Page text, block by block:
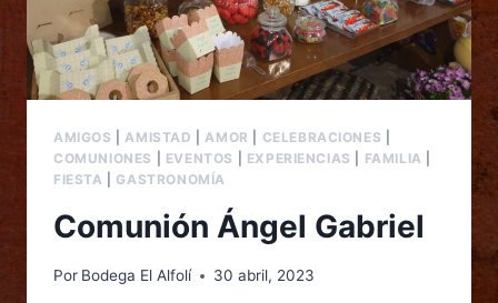
AMIGOS AMISTAD AMOR CELEBRACIONES
COMUNIONES
EVENTOS EXPERIENCIAS FAMILIA
FIESTA
GASTRONOMÍA
Comunión Ángel Gabriel
Por Bodega El Alfolí 30 abril, 2023